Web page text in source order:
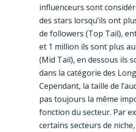
influenceurs sont
des stars lorsqu’ils ont
de followers (Top Tail),
et 1 million ils sont plus
(Mid Tail), en dessous ils
dans la catégorie des
Cependant, la taille de
pas toujours la même
fonction du secteur. Par
certains secteurs de